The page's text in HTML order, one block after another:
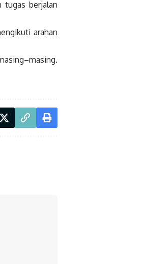
tugas berjalan
arahan